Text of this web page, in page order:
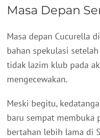
Masa Depan
Masa depan Cucurella
bahan spekulasi
tidak lazim klub pada
mengecewakan.
Meski begitu,
baru sempat membuka
bertahan lebih lama di